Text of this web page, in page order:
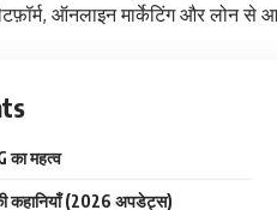
ऑनलाइन मार्केटिंग और लोन से
का महत्व
कहानियाँ (2026 अपडेट्स)